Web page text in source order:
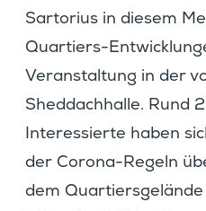
Sarto­rius in diesem
Quartiers-
Veran­stal­tung in der
Sheddach­halle. Rund
Inter­es­sierte haben
der Corona-Regeln
dem